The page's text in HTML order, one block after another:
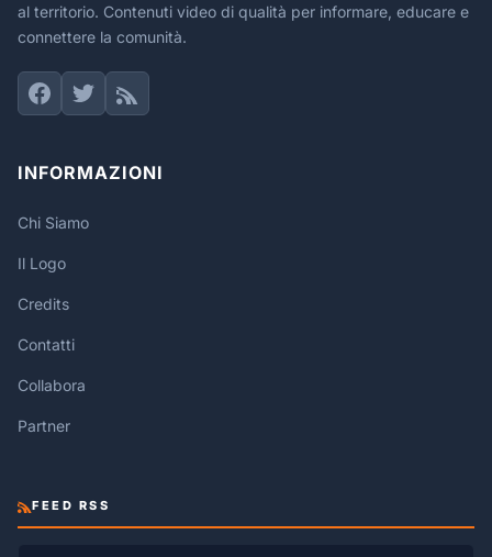
al territorio. Contenuti video di qualità per informare, educare e
connettere la comunità.
INFORMAZIONI
Chi Siamo
Il Logo
Credits
Contatti
Collabora
Partner
FEED RSS